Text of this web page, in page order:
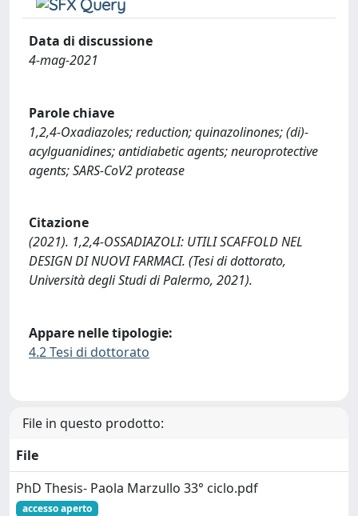
Data di discussione
4-mag-2021
Parole chiave
1,2,4-Oxadiazoles; reduction; quinazolinones; (di)-
acylguanidines; antidiabetic agents; neuroprotective
agents; SARS-CoV2 protease
Citazione
(2021). 1,2,4-OSSADIAZOLI: UTILI SCAFFOLD NEL
DESIGN DI NUOVI FARMACI. (Tesi di dottorato,
Università degli Studi di Palermo, 2021).
Appare nelle tipologie:
4.2 Tesi di dottorato
File in questo prodotto:
File
PhD Thesis- Paola Marzullo 33° ciclo.pdf
accesso aperto